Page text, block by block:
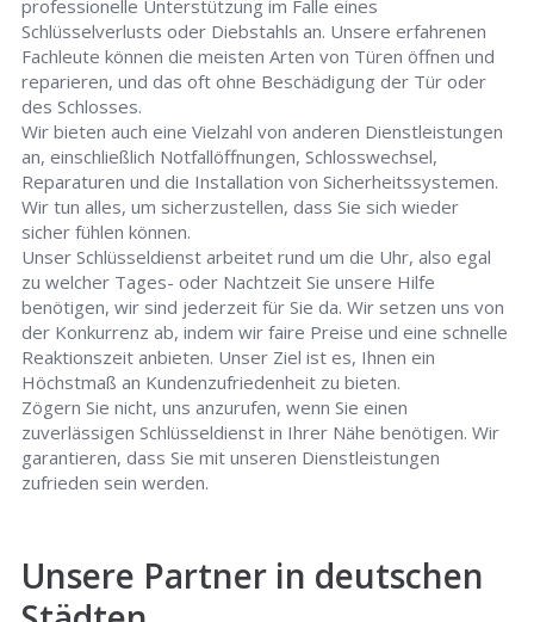
professionelle Unterstützung im Falle eines
Schlüsselverlusts oder Diebstahls an. Unsere erfahrenen
Fachleute können die meisten Arten von Türen öffnen und
reparieren, und das oft ohne Beschädigung der Tür oder
des Schlosses.
Wir bieten auch eine Vielzahl von anderen Dienstleistungen
an, einschließlich Notfallöffnungen, Schlosswechsel,
Reparaturen und die Installation von Sicherheitssystemen.
Wir tun alles, um sicherzustellen, dass Sie sich wieder
sicher fühlen können.
Unser Schlüsseldienst arbeitet rund um die Uhr, also egal
zu welcher Tages- oder Nachtzeit Sie unsere Hilfe
benötigen, wir sind jederzeit für Sie da. Wir setzen uns von
der Konkurrenz ab, indem wir faire Preise und eine schnelle
Reaktionszeit anbieten. Unser Ziel ist es, Ihnen ein
Höchstmaß an Kundenzufriedenheit zu bieten.
Zögern Sie nicht, uns anzurufen, wenn Sie einen
zuverlässigen Schlüsseldienst in Ihrer Nähe benötigen. Wir
garantieren, dass Sie mit unseren Dienstleistungen
zufrieden sein werden.
Unsere Partner in deutschen